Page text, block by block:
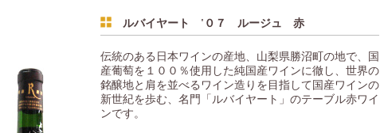
ルバイヤート '０７ ルージュ 赤
伝統のある日本ワインの産地、山梨県勝沼町の地で、国
産葡萄を１００％使用した純国産ワインに徹し、世界の
銘醸地と肩を並べるワイン造りを目指して国産ワインの
新世紀を歩む、名門「ルバイヤート」のテーブル赤ワイ
ンです。